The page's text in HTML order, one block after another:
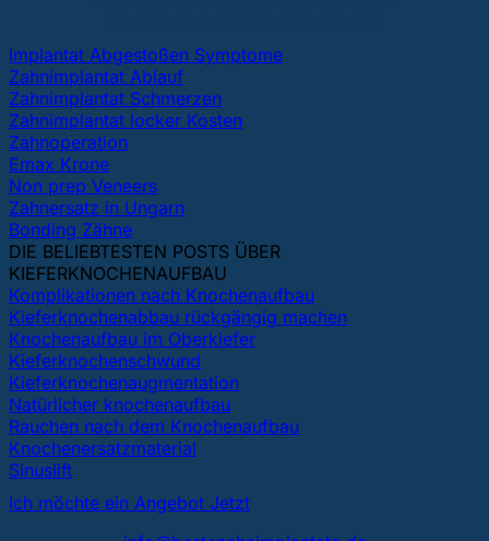
Implantat Abgestoßen Symptome
Zahnimplantat Ablauf
Zahnimplantat Schmerzen
Zahnimplantat locker Kosten
Zahnoperation
Emax Krone
Non prep Veneers
Zahnersatz in Ungarn
Bonding Zähne
DIE BELIEBTESTEN POSTS ÜBER
KIEFERKNOCHENAUFBAU
Komplikationen nach Knochenaufbau
Kieferknochenabbau rückgängig machen
Knochenaufbau im Oberkiefer
Kieferknochenschwund
Kieferknochenaugmentation
Natürlicher knochenaufbau
Rauchen nach dem Knochenaufbau
Knochenersatzmaterial
Sinuslift
Ich möchte ein Angebot Jetzt